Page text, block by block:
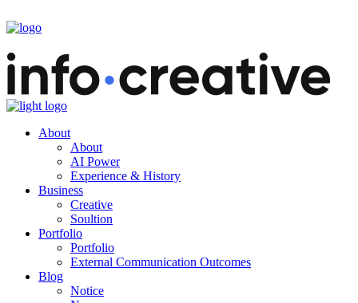
About
About
AI Power
Experience & History
Business
Creative
Soultion
Portfolio
Portfolio
External Communication Outcomes
Blog
Notice